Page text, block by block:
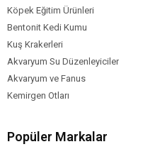
Köpek Irk
Tüm
Köpek Eğitim Ürünleri
Bentonit Kedi Kumu
Kuş Krakerleri
Akvaryum Su Düzenleyiciler
Akvaryum ve Fanus
Kemirgen Otları
Popüler Markalar